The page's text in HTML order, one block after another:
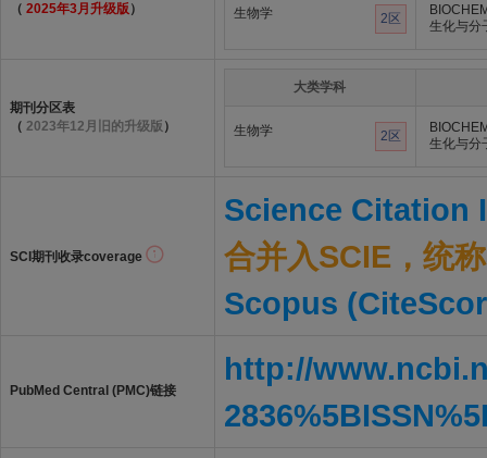
（ 2025年3月升级版 ） 生物学 2区
生化与分
期刊分区表
（ 2023年12月旧的升级版 ）
大类学科
生物学 2区
生化与分
SCI期刊收录coverage
Science Citation
合并入SCIE，统
Scopus
PubMed Central (PMC)链接
http://